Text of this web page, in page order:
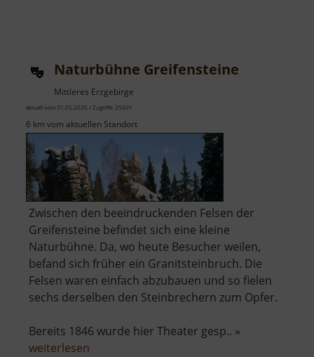
Naturbühne Greifensteine
Mittleres Erzgebirge
aktuell vom 31.05.2026 / Zugriffe: 25001
6 km vom aktuellen Standort
Zwischen den beeindruckenden Felsen der
Greifensteine befindet sich eine kleine
Naturbühne. Da, wo heute Besucher weilen,
befand sich früher ein Granitsteinbruch. Die
Felsen waren einfach abzubauen und so fielen
sechs derselben den Steinbrechern zum Opfer.
Bereits 1846 wurde hier Theater gesp.. »
weiterlesen